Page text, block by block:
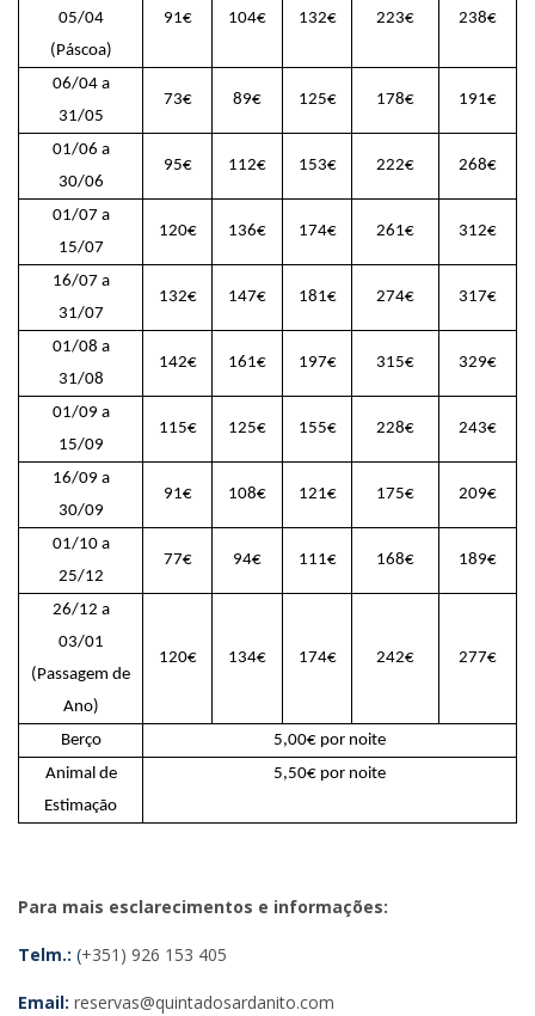
05/04
(Páscoa)
91€ 104€ 132€ 223€ 238€
06/04 a
31/05
73€ 89€ 125€ 178€ 191€
01/06 a
30/06
95€ 112€ 153€ 222€ 268€
01/07 a
15/07
120€ 136€ 174€ 261€ 312€
16/07 a
31/07
132€ 147€ 181€ 274€ 317€
01/08 a
31/08
142€ 161€ 197€ 315€ 329€
01/09 a
15/09
115€ 125€ 155€ 228€ 243€
16/09 a
30/09
91€ 108€ 121€ 175€ 209€
01/10 a
25/12
77€ 94€ 111€ 168€ 189€
26/12 a
03/01
(Passagem de
Ano)
120€ 134€ 174€ 242€ 277€
Berço
5,00€ por noite
Animal de
Estimação
5,50€ por noite
Para mais esclarecimentos e informações:
Telm.: (+351) 926 153 405
Email: reservas@quintadosardanito.com